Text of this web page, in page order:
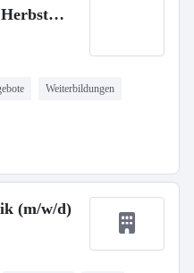
Weiterbildungen
(m/w/d)